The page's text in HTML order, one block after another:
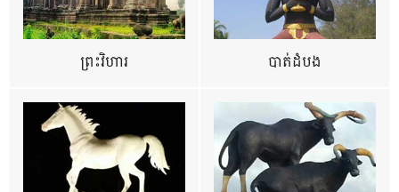
ព្រះវិហារ បាត់ដំបង